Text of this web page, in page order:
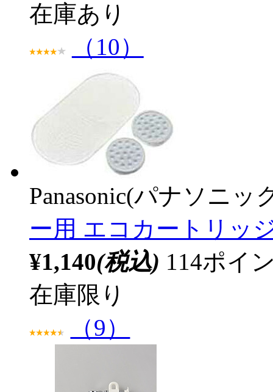
在庫あり
（10）
Panasonic(パナソニッ
ー用 エコカートリッ
¥1,140(税込) 114ポイ
在庫限り
（9）